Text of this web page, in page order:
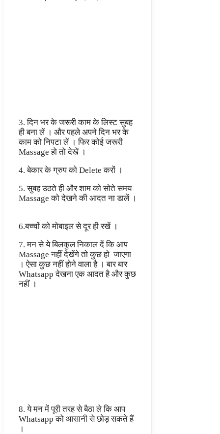
3. दिन भर के जरूरी काम के लिस्ट सुबह
ही बना लें । और पहले अपने दिन भर के
काम को निपटा लें । फिर कोई जरूरी
Massage हो तो देखें ।
4. बेकार के ग्रुप को Delete करों ।
5. सुबह उठते ही और शाम को सोते समय
Massage को देखने की आदत ना डालें ।
6.बच्चों को मोबाइल से दूर ही रखें ।
7. मन से ये बिलकुल निकाल दें कि आप
Massage नहीं देखेंगे तो कुछ हो जाएगा
। ऐसा कुछ नहीं होने वाला है । बार बार
Whatsapp देखना एक आदत है और कुछ
नहीं ।
8. ये मन में पूरी तरह से बैठा ले कि आप
Whatsapp को आसानी से छोड़ सकते हैं
।